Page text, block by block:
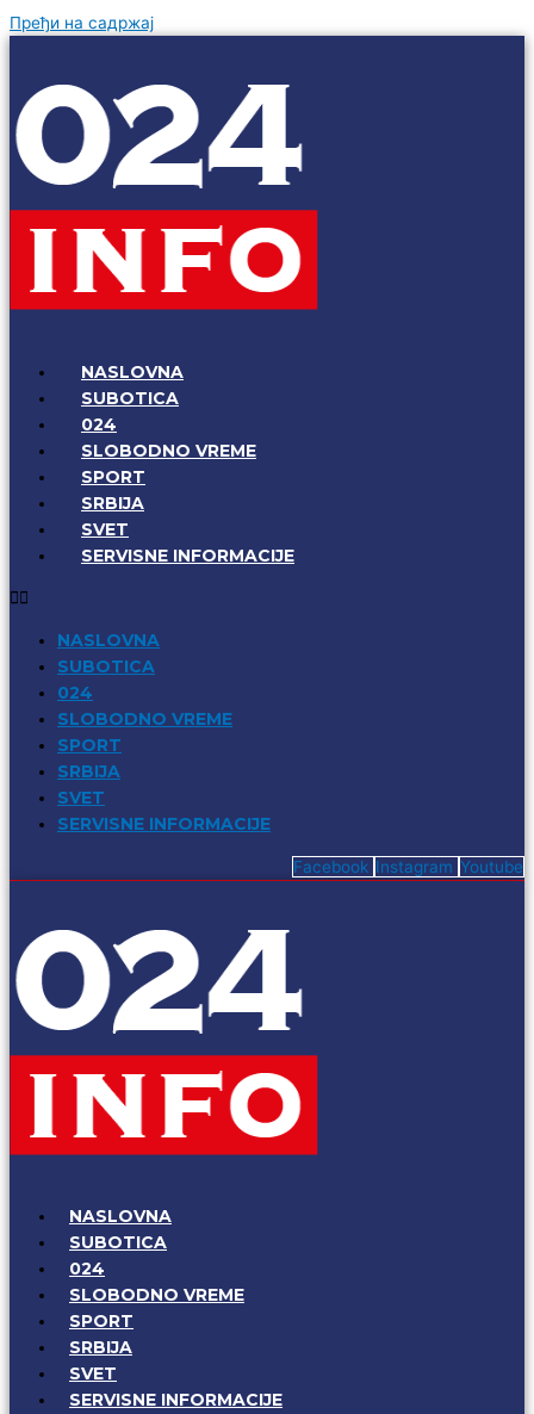
Пређи на садржај
NASLOVNA
SUBOTICA
024
SLOBODNO VREME
SPORT
SRBIJA
SVET
SERVISNE INFORMACIJE
NASLOVNA
SUBOTICA
024
SLOBODNO VREME
SPORT
SRBIJA
SVET
SERVISNE INFORMACIJE
Facebook Instagram Youtube
NASLOVNA
SUBOTICA
024
SLOBODNO VREME
SPORT
SRBIJA
SVET
SERVISNE INFORMACIJE